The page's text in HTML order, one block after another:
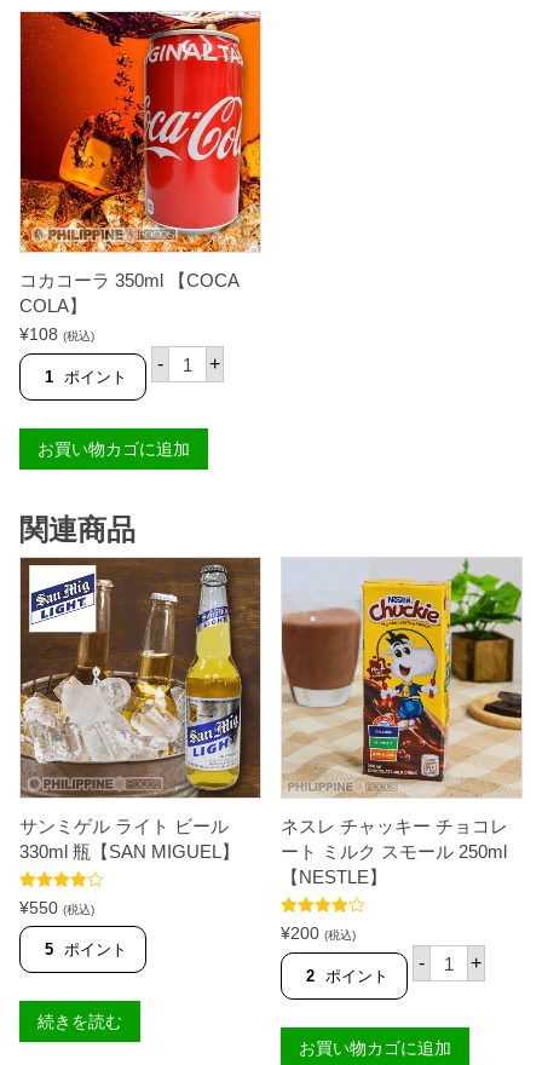
m
l
【
R
I
T
E
】
コカコーラ 350ml 【COCA
COLA】
¥108 (税込)
1 ポイント
- コ
カ
ラ
3
5
O
C
A
C
O
L
A
】
個
+
お買い物カゴに追加
関連商品
サンミゲル ライト ビール
330ml 瓶【SAN MIGUEL】
5段階中
4.80 の評価
¥550 (税込)
5 ポイント
続きを読む
ネスレ チャッキー チョコレ
ート ミルク スモール 250ml
【NESTLE】
5段階中
4.91 の評価
¥200 (税込)
2 ポイント
- ネ
ス
ャ
ッ
+
お買い物カゴに追加